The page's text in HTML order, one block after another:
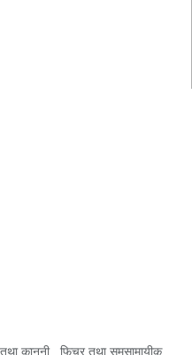
कानुनी फिचर तथा समसामायीक